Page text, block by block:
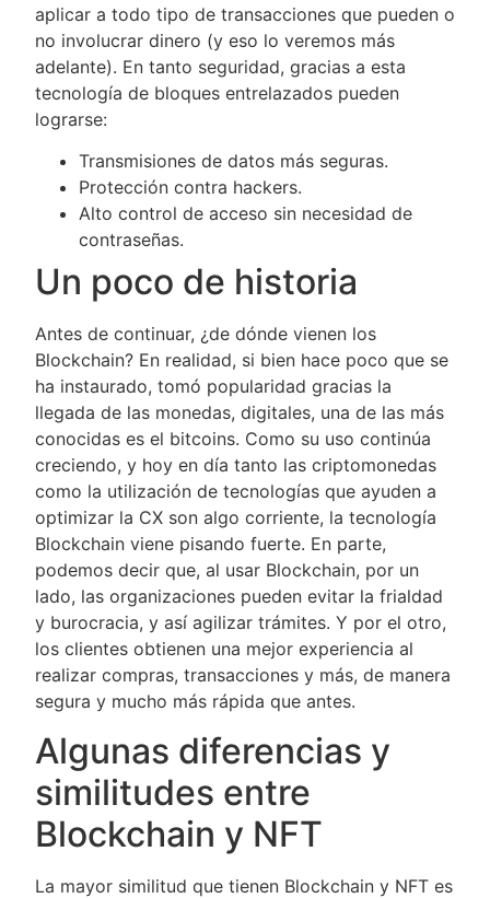
aplicar a todo tipo de transacciones que pueden o
no involucrar dinero (y eso lo veremos más
adelante). En tanto seguridad, gracias a esta
tecnología de bloques entrelazados pueden
lograrse:
Transmisiones de datos más seguras.
Protección contra hackers.
Alto control de acceso sin necesidad de
contraseñas.
Un poco de historia
Antes de continuar, ¿de dónde vienen los
Blockchain? En realidad, si bien hace poco que se
ha instaurado, tomó popularidad gracias la
llegada de las monedas, digitales, una de las más
conocidas es el bitcoins. Como su uso continúa
creciendo, y hoy en día tanto las criptomonedas
como la utilización de tecnologías que ayuden a
optimizar la CX son algo corriente, la tecnología
Blockchain viene pisando fuerte. En parte,
podemos decir que, al usar Blockchain, por un
lado, las organizaciones pueden evitar la frialdad
y burocracia, y así agilizar trámites. Y por el otro,
los clientes obtienen una mejor experiencia al
realizar compras, transacciones y más, de manera
segura y mucho más rápida que antes.
Algunas diferencias y
similitudes entre
Blockchain y NFT
La mayor similitud que tienen Blockchain y NFT es